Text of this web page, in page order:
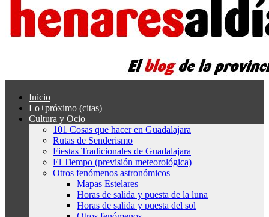
Inicio
Lo+próximo (citas)
Cultura y Ocio
101 Cosas que hacer en Guadalajara
Rutas de Senderismo
Fiestas Tradicionales de Guadalajara
El Tiempo (previsión meteorológica)
Otros fenómenos astronómicos
Mapas Estelares
Horas de salida y puesta de la luna
Horas de salida y puesta del sol